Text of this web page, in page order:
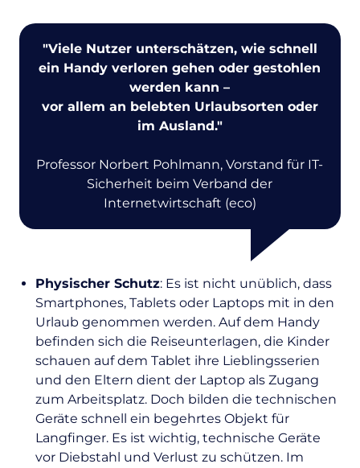
"Viele Nutzer unterschätzen, wie schnell
ein Handy verloren gehen oder gestohlen
werden kann –
vor allem an belebten Urlaubsorten oder
im Ausland."
Professor Norbert Pohlmann,Vorstand für IT-
Sicherheit beim Verband der
Internetwirtschaft (eco)
Physischer Schutz: Es ist nicht unüblich, dass
Smartphones, Tablets oder Laptops mit in den
Urlaub genommen werden. Auf dem Handy
befinden sich die Reiseunterlagen, die Kinder
schauen auf dem Tablet ihre Lieblingsserien
und den Eltern dient der Laptop als Zugang
zum Arbeitsplatz. Doch bilden die technischen
Geräte schnell ein begehrtes Objekt für
Langfinger. Es ist wichtig, technische Geräte
vor Diebstahl und Verlust zu schützen. Im